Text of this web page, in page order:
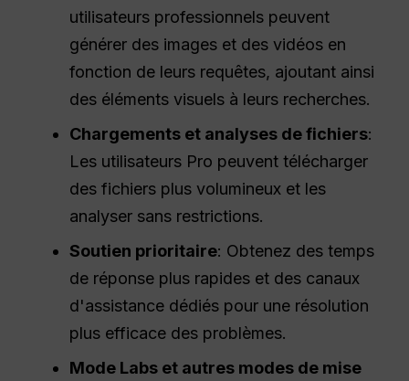
utilisateurs professionnels peuvent
générer des images et des vidéos en
fonction de leurs requêtes, ajoutant ainsi
des éléments visuels à leurs recherches.
Chargements et analyses de fichiers:
Les utilisateurs Pro peuvent télécharger
des fichiers plus volumineux et les
analyser sans restrictions.
Soutien prioritaire: Obtenez des temps
de réponse plus rapides et des canaux
d'assistance dédiés pour une résolution
plus efficace des problèmes.
Mode Labs et autres modes de mise